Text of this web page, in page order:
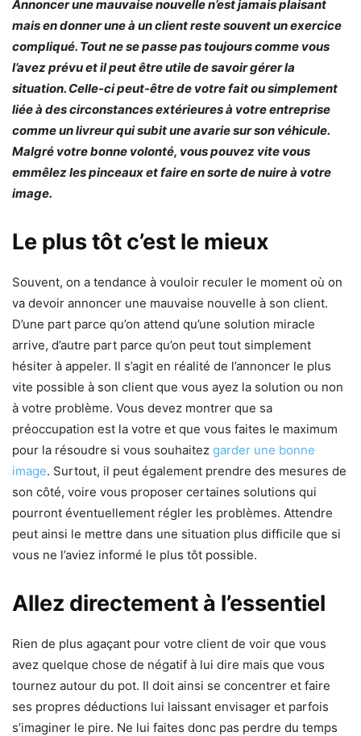
Annoncer une mauvaise nouvelle n’est jamais plaisant
mais en donner une à un client reste souvent un exercice
compliqué. Tout ne se passe pas toujours comme vous
l’avez prévu et il peut être utile de savoir gérer la
situation. Celle-ci peut-être de votre fait ou simplement
liée à des circonstances extérieures à votre entreprise
comme un livreur qui subit une avarie sur son véhicule.
Malgré votre bonne volonté, vous pouvez vite vous
emmêlez les pinceaux et faire en sorte de nuire à votre
image.
Le plus tôt c’est le mieux
Souvent, on a tendance à vouloir reculer le moment où on
va devoir annoncer une mauvaise nouvelle à son client.
D’une part parce qu’on attend qu’une solution miracle
arrive, d’autre part parce qu’on peut tout simplement
hésiter à appeler. Il s’agit en réalité de l’annoncer le plus
vite possible à son client que vous ayez la solution ou non
à votre problème. Vous devez montrer que sa
préoccupation est la votre et que vous faites le maximum
pour la résoudre si vous souhaitez garder une bonne
image. Surtout, il peut également prendre des mesures de
son côté, voire vous proposer certaines solutions qui
pourront éventuellement régler les problèmes. Attendre
peut ainsi le mettre dans une situation plus difficile que si
vous ne l’aviez informé le plus tôt possible.
Allez directement à l’essentiel
Rien de plus agaçant pour votre client de voir que vous
avez quelque chose de négatif à lui dire mais que vous
tournez autour du pot. Il doit ainsi se concentrer et faire
ses propres déductions lui laissant envisager et parfois
s’imaginer le pire. Ne lui faites donc pas perdre du temps